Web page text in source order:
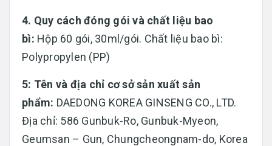
4. Quy cách đóng gói và chất liệu bao
bì: Hộp 60 gói, 30ml/gói. Chất liệu bao bì:
Polypropylen (PP)
5: Tên và địa chỉ cơ sở sản xuất sản
phẩm: DAEDONG KOREA GINSENG CO., LTD.
Địa chỉ: 586 Gunbuk-Ro, Gunbuk-Myeon,
Geumsan – Gun, Chungcheongnam-do, Korea